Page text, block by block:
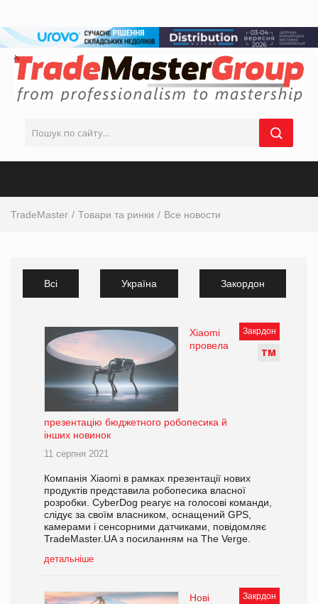
TradeMaster Товари та ринки Все новости
Всі Україна Закордон
Закрдон
ТМ
Xiaomi
провела
презентацію бюджетного робопесика й
інших новинок
11 серпня 2021
Компанія Xiaomi в рамках презентації нових
продуктів представила робопесика власної
розробки. CyberDog реагує на голосові команди,
слідує за своїм власником, оснащений GPS,
камерами і сенсорними датчиками, повідомляє
TradeMaster.UA з посиланням на The Verge.
детальніше
Закрдон
Нові